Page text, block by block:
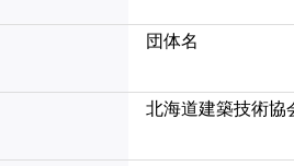
団体名
北海道建築技術協